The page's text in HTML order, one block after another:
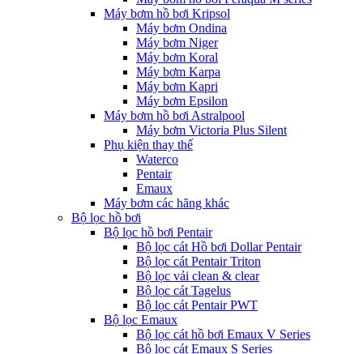
Máy bơm hồ bơi Kripsol
Máy bơm Ondina
Máy bơm Niger
Máy bơm Koral
Máy bơm Karpa
Máy bơm Kapri
Máy bơm Epsilon
Máy bơm hồ bơi Astralpool
Máy bơm Victoria Plus Silent
Phụ kiện thay thế
Waterco
Pentair
Emaux
Máy bơm các hãng khác
Bộ lọc hồ bơi
Bộ lọc hồ bơi Pentair
Bộ lọc cát Hồ bơi Dollar Pentair
Bộ lọc cát Pentair Triton
Bộ lọc vải clean & clear
Bộ lọc cát Tagelus
Bộ lọc cát Pentair PWT
Bộ lọc Emaux
Bộ lọc cát hồ bơi Emaux V Series
Bộ lọc cát Emaux S Series